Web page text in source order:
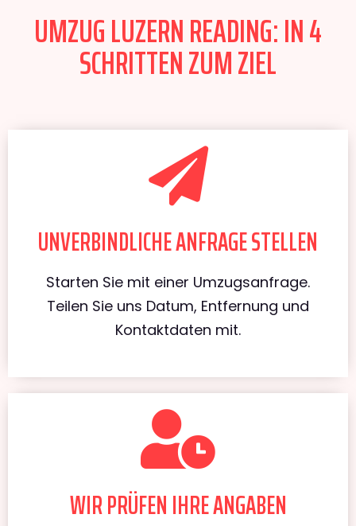
UMZUG LUZERN READING: IN 4
SCHRITTEN ZUM ZIEL
UNVERBINDLICHE ANFRAGE STELLEN
Starten Sie mit einer Umzugsanfrage.
Teilen Sie uns Datum, Entfernung und
Kontaktdaten mit.
WIR PRÜFEN IHRE ANGABEN